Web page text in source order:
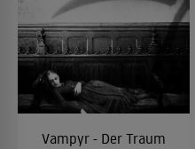
Vampyr - Der Traum